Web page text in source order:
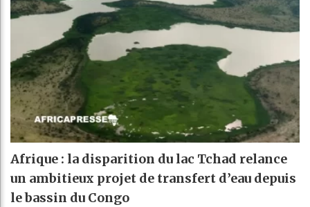
Afrique : la disparition du lac Tchad relance
un ambitieux projet de transfert d’eau depuis
le bassin du Congo